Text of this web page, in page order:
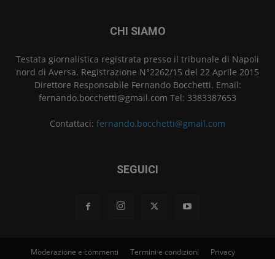
CHI SIAMO
Testata giornalistica registrata presso il tribunale di Napoli
nord di Aversa. Registrazione N°2262/15 del 22 Aprile 2015
Direttore Responsabile Fernando Bocchetti. Email:
fernando.bocchetti@gmail.com Tel: 3383387653
Contattaci: fernando.bocchetti@gmail.com
SEGUICI
Moderazione e commenti Termini e condizioni Privacy